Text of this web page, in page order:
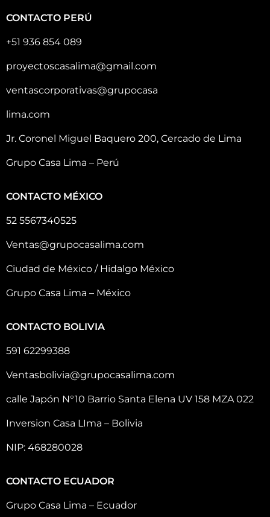
CONTACTO PERÚ
+51 936 854 089
proyectoscasalima@gmail.com
ventascorporativas@grupocasa
lima.com
Jr. Coronel Miguel Baquero 200, Cercado de Lima
Grupo Casa Lima – Perú
CONTACTO MÉXICO
52 5567340525
Ventas@grupocasalima.com
Ciudad de México / Hidalgo México
Grupo Casa Lima – México
CONTACTO BOLIVIA
591 62299388
Ventasbolivia@grupocasalima.com
calle Japón N°10 Barrio Santa Elena UV 158 MZA 022
Inversion Casa LIma – Bolivia
NIP: 468280028
CONTACTO ECUADOR
Grupo Casa Lima – Ecuador